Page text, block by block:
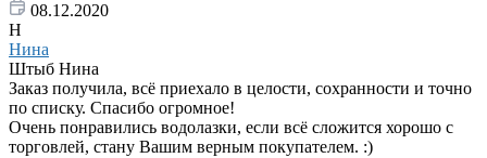
08.12.2020
Н
Нина
Штыб Нина
Заказ получила, всё приехало в целости, сохранности и точно
по списку. Спасибо огромное!
Очень понравились водолазки, если всё сложится хорошо с
торговлей, стану Вашим верным покупателем. :)